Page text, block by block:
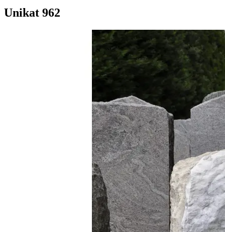
Unikat 962